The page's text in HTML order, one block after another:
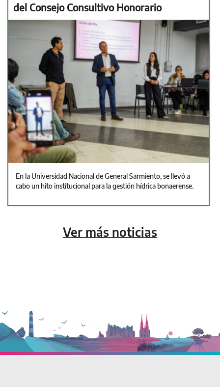
del Consejo Consultivo Honorario
En la Universidad Nacional de General Sarmiento, se llevó a
cabo un hito institucional para la gestión hídrica bonaerense.
Ver más noticias